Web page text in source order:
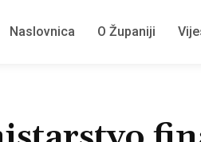
Naslovnica O Županiji